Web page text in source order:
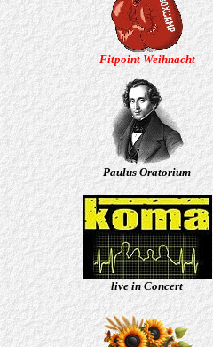
Fitpoint Weihnacht
Paulus Oratorium
live in Concert